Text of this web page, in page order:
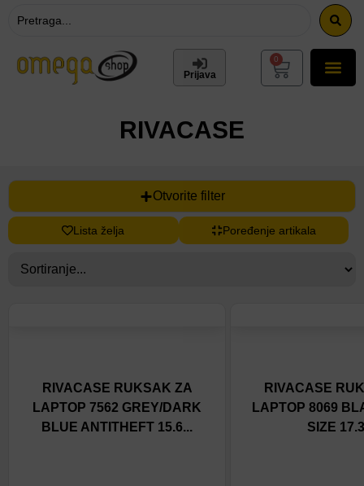
Prijava
0
RIVACASE
Otvorite filter
Lista želja Poređenje artikala
RIVACASE RUKSAK ZA
LAPTOP 7562 GREY/DARK
BLUE ANTITHEFT 15.6...
RIVACASE
LAPTOP 8069
SIZE